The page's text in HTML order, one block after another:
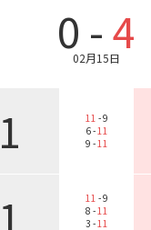
0 -4
02月15日
1 11 - 9
6 -11
9 -11
1 11 - 9
8 -11
3 -11